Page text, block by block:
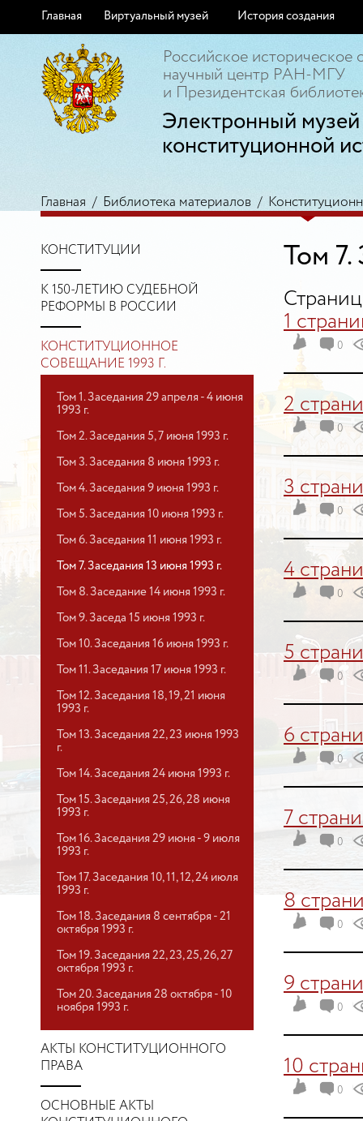
Главная Виртуальный музей История создания
Российское историческое
научный центр РАН-МГУ
и Президентская
Электронный музей
конституционной
Главная / Библиотека материалов /
КОНСТИТУЦИИ
К 150-ЛЕТИЮ СУДЕБНОЙ
РЕФОРМЫ В РОССИИ
КОНСТИТУЦИОННОЕ
СОВЕЩАНИЕ 1993 Г.
Том 1. Заседания 29 апреля - 4 июня
1993 г.
Том 2. Заседания 5, 7 июня 1993 г.
Том 3. Заседания 8 июня 1993 г.
Том 4. Заседания 9 июня 1993 г.
Том 5. Заседания 10 июня 1993 г.
Том 6. Заседания 11 июня 1993 г.
Том 7. Заседания 13 июня 1993 г.
Том 8. Заседание 14 июня 1993 г.
Том 9. Заседа 15 июня 1993 г.
Том 10. Заседания 16 июня 1993 г.
Том 11. Заседания 17 июня 1993 г.
Том 12. Заседания 18, 19, 21 июня
1993 г.
Том 13. Заседания 22, 23 июня 1993
г.
Том 14. Заседания 24 июня 1993 г.
Том 15. Заседания 25, 26, 28 июня
1993 г.
Том 16. Заседания 29 июня - 9 июля
1993 г.
Том 17. Заседания 10, 11, 12, 24 июля
1993 г.
Том 18. Заседания 8 сентября - 21
октября 1993 г.
Том 19. Заседания 22, 23, 25, 26, 27
октября 1993 г.
Том 20. Заседания 28 октября - 10
ноября 1993 г.
АКТЫ КОНСТИТУЦИОННОГО
ПРАВА
ОСНОВНЫЕ АКТЫ
Том
1
0
2
0
3
0
4
0
5
0
6
0
7
0
8
0
9
0
10
0